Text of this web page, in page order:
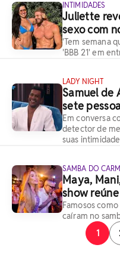
INTIMIDADES
Juliette
sexo com
'Tem semana
'BBB 21' em
LADY NIGHT
Samuel de
sete
Em conversa
detector de
suas
SAMBA DO
Maya,
show
Famosos
caíram no
1